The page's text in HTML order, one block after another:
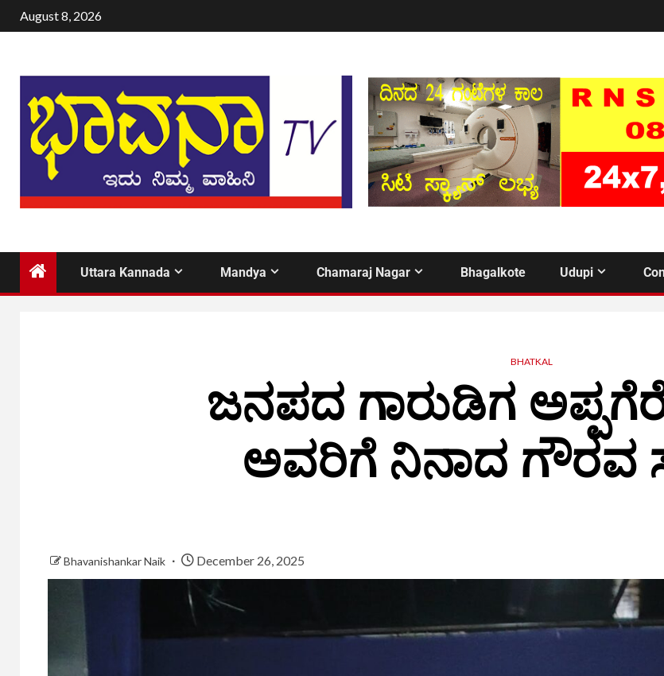
August 8, 2026
Uttara Kannada Mandya Chamaraj Nagar Bhagalkote Udupi
BHATKAL
ಜನಪದ ಗಾರುಡಿಗ
ಅವರಿಗೆ ನಿನಾದ ಗೌರವ
Bhavanishankar Naik December 26, 2025